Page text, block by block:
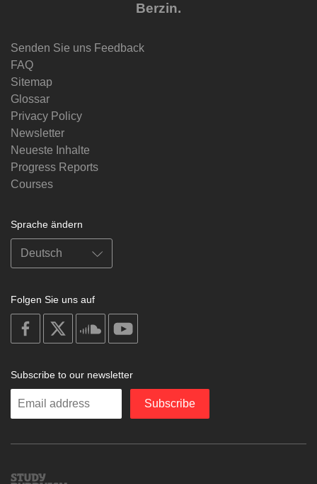
Berzin.
Senden Sie uns Feedback
FAQ
Sitemap
Glossar
Privacy Policy
Newsletter
Neueste Inhalte
Progress Reports
Courses
Sprache ändern
Folgen Sie uns auf
on
facebook
soundcloud
Subscribe to our newsletter
Enter
Subscribe
Study